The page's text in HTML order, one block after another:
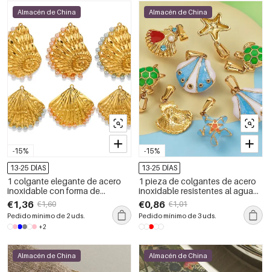
-15%
Almacén de China
13-25 DÍAS
1 colgante elegante de acero
inoxidable con forma de
caracola, resistente al agua,
para mujer.
€1,36 €1,60
Pedido mínimo de 2 uds.
+2
-15%
Almacén de China
13-25 DÍAS
1 pieza de colgantes de acero
inoxidable resistentes al agua
con forma de organismo marino
de la serie Ocean para mujer
€0,86 €1,01
Pedido mínimo de 3 uds.
Almacén de China Almacén de China